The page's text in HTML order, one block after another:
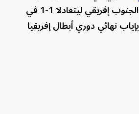
ماميلودي صنداونز الجنوب إفريقي ليتعادلا 1-1 في
نهائي دوري أبطال إفريقيا